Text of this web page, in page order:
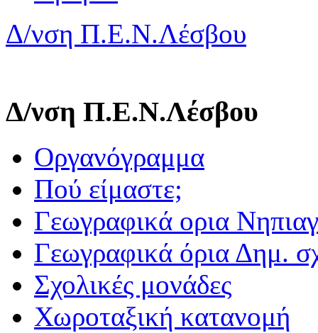
Δ/νση Π.Ε.Ν.Λέσβου
Δ/νση Π.Ε.Ν.Λέσβου
Οργανόγραμμα
Πού είμαστε;
Γεωγραφικά ορια
Γεωγραφικά όρια Δημ.
Σχολικές μονάδες
Χωροταξική κατανομή